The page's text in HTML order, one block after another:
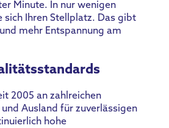
Minute. In nur wenigen
sich Ihren Stellplatz. Das gibt
mehr Entspannung am
2005 an zahlreichen
Ausland für zuverlässigen
hohe